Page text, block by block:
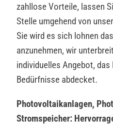
zahllose Vorteile, lassen
Stelle umgehend von
Sie wird es sich lohnen
anzunehmen, wir
individuelles Angebot, das
Bedürfnisse abdecket.
Photovoltaikanlagen,
Stromspeicher: